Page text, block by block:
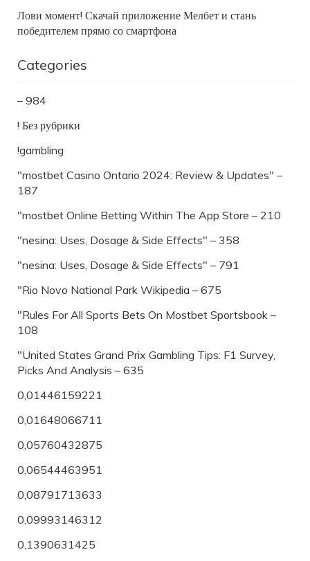
Лови момент! Скачай приложение Мелбет и стань
победителем прямо со смартфона
Categories
– 984
! Без рубрики
!gambling
"mostbet Casino Ontario 2024: Review & Updates" –
187
"‎mostbet Online Betting Within The App Store – 210
"nesina: Uses, Dosage & Side Effects" – 358
"nesina: Uses, Dosage & Side Effects" – 791
"Rio Novo National Park Wikipedia – 675
"Rules For All Sports Bets On Mostbet Sportsbook –
108
"United States Grand Prix Gambling Tips: F1 Survey,
Picks And Analysis – 635
0,01446159221
0,01648066711
0,05760432875
0,06544463951
0,08791713633
0,09993146312
0,1390631425